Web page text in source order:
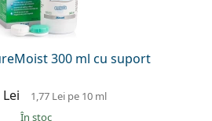
300 ml cu suport
1,77 Lei pe 10 ml
În stoc